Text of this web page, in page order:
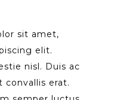
sit amet,
elit.
nisl. Duis ac
convallis erat.